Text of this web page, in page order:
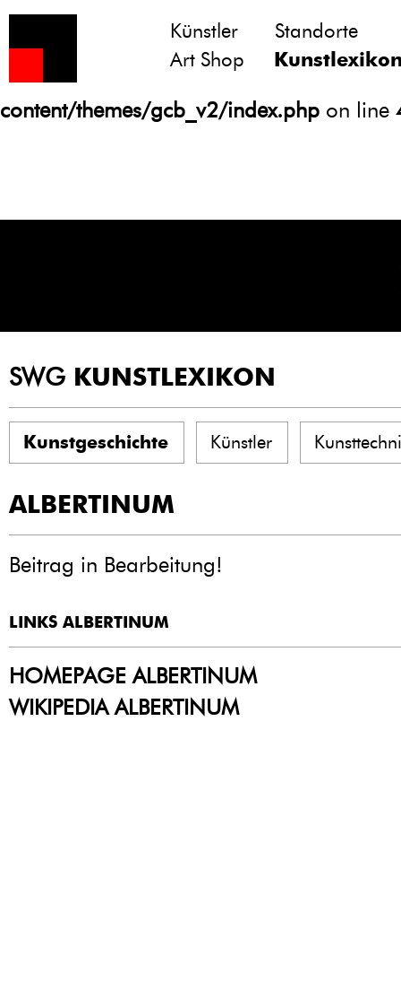
Notice
: Undefined variable: atts in
/homepages/21/d13550920/htdocs/
content/themes/gcb_v2/index.php on line
Künstler
Standorte
Art Shop
SWG KUNSTLEXIKON
Kunstgeschichte Künstler
ALBERTINUM
Beitrag in Bearbeitung!
LINKS ALBERTINUM
HOMEPAGE ALBERTINUM
WIKIPEDIA ALBERTINUM